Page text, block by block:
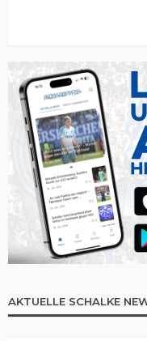
AKTUELLE SCHALKE